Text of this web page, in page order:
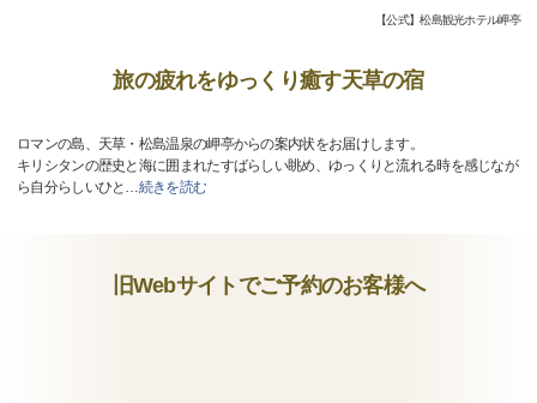
【公式】松島観光ホテル岬亭
旅の疲れをゆっくり癒す天草の宿
ロマンの島、天草・松島温泉の岬亭からの案内状をお届けします。
キリシタンの歴史と海に囲まれたすばらしい眺め、ゆっくりと流れる時を感じなが
ら自分らしいひと …続きを読む
旧Webサイトでご予約のお客様へ